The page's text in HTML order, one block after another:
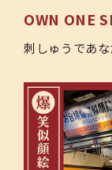
OWN ONE
刺しゅうであ